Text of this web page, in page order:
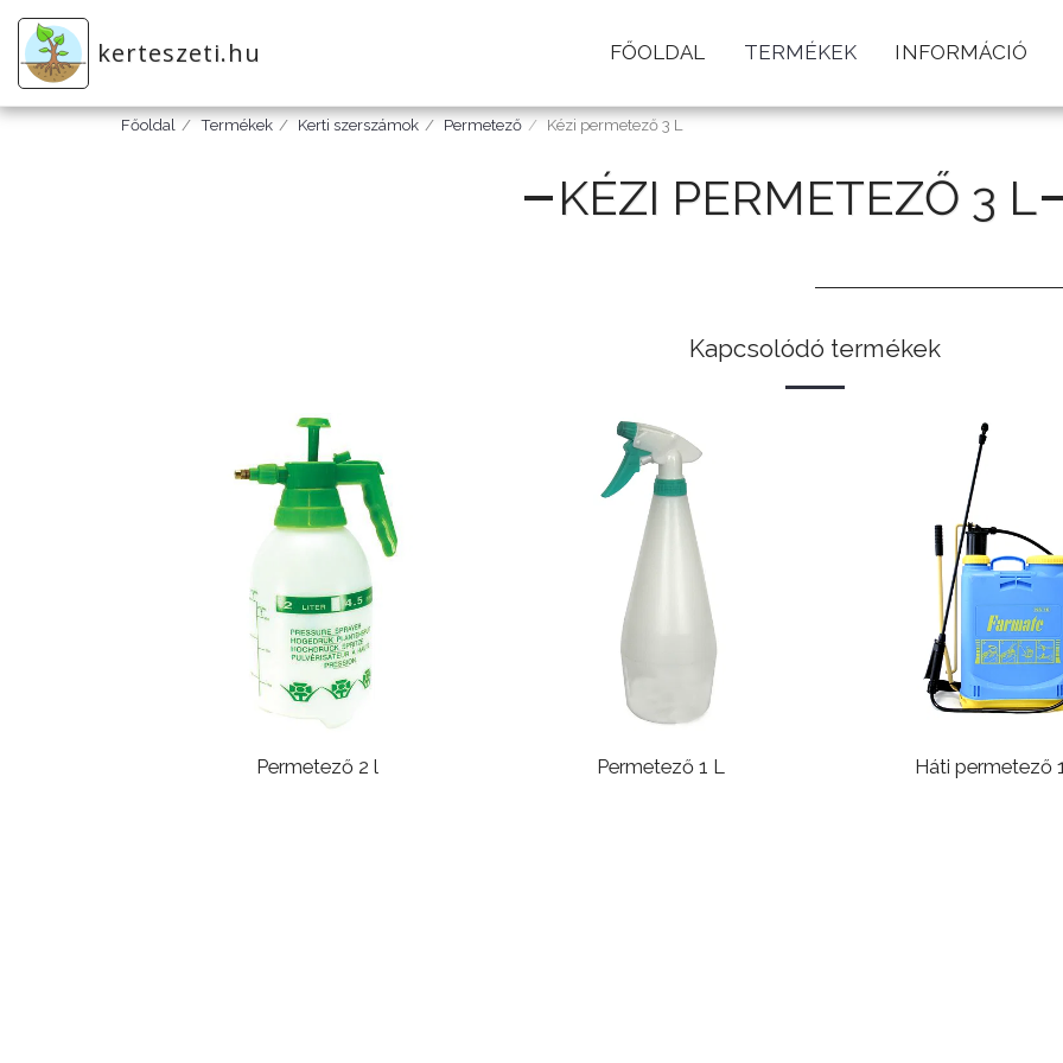
kerteszeti.hu FŐOLDAL TERMÉKEK INFORMÁCIÓ
Főoldal Termékek Kerti szerszámok Permetező Kézi permetező 3 L
KÉZI PERMETEZŐ 3 L
Kapcsolódó termékek
Permetező 2 l Permetező 1 L Háti permetező